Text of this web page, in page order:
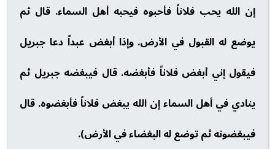
إن الله يحب فلاناً فأحبوه فيحبه أهل السماء. قال ثم
يوضع له القبول في الأرض. وإذا أبغض عبداً دعا جبريل
فيقول إني أبغض فلاناً فأبغضه. قال فيبغضه جبريل ثم
ينادي في أهل السماء إن الله يبغض فلاناً فأبغضوه. قال
فيبغضونه ثم توضع له البغضاء في الأرض).